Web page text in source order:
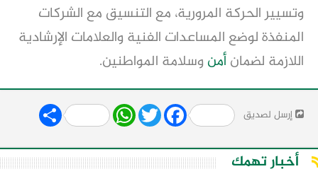
وتسيير الحركة المرورية، مع التنسيق مع الشركات
المنفذة لوضع المساعدات الفنية والعلامات الإرشادية
اللازمة لضمانأمن وسلامة المواطنين.
إرسل لصديق Share WhatsApp
Twitter Facebook
أخبار تهمك